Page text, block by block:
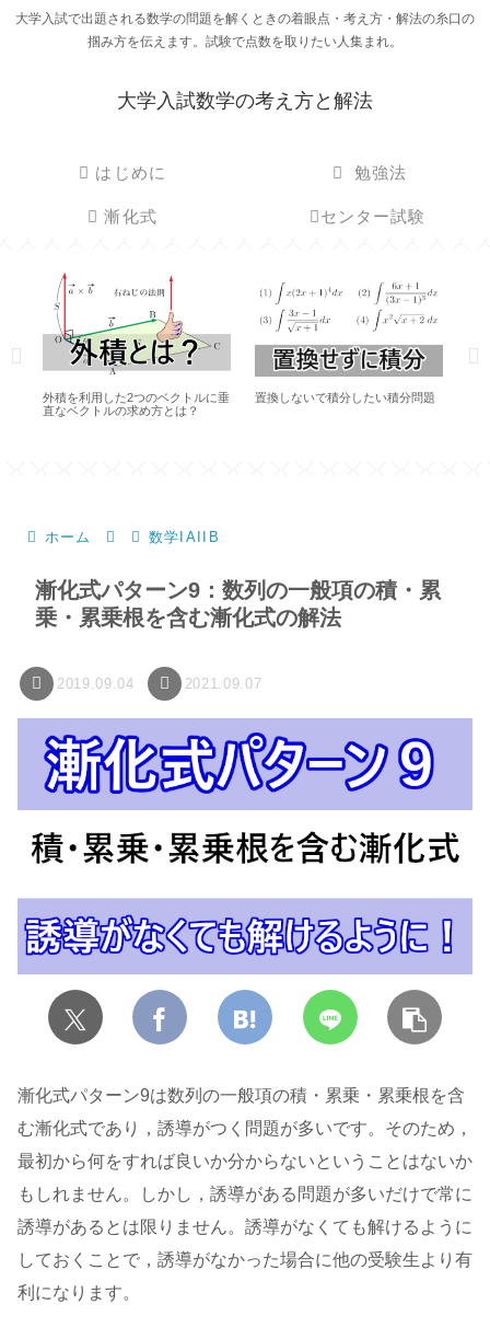
大学入試で出題される数学の問題を解くときの着眼点・考え方・解法の糸口の
掴み方を伝えます。試験で点数を取りたい人集まれ。
大学入試数学の考え方と解法
はじめに 勉強法
漸化式 センター試験
組立除法とスーパー組立除法（2次
式で割る）の方法を徹底説明！
【数学II】6分の1公式は記述で使え
ホーム 数学IAIIB
漸化式パターン9：数列の一般項の積・累
乗・累乗根を含む漸化式の解法
2019.09.04 2021.09.07
漸化式パターン9は数列の一般項の積・累乗・累乗根を含
む漸化式であり，誘導がつく問題が多いです。そのため，
最初から何をすれば良いか分からないということはないか
もしれません。しかし，誘導がある問題が多いだけで常に
誘導があるとは限りません。誘導がなくても解けるように
しておくことで，誘導がなかった場合に他の受験生より有
利になります。